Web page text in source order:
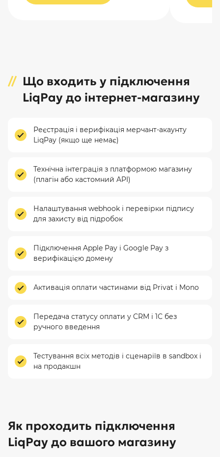
Що входить у підключення
LiqPay до інтернет-магазину
Реєстрація і верифікація мерчант-акаунту
LiqPay (якщо ще немає)
Технічна інтеграція з платформою магазину
(плагін або кастомний API)
Налаштування webhook і перевірки підпису
для захисту від підробок
Підключення Apple Pay і Google Pay з
верифікацією домену
Активація оплати частинами від Privat і Mono
Передача статусу оплати у CRM і 1С без
ручного введення
Тестування всіх методів і сценаріїв в sandbox і
на продакшн
Як проходить підключення
LiqPay до вашого магазину